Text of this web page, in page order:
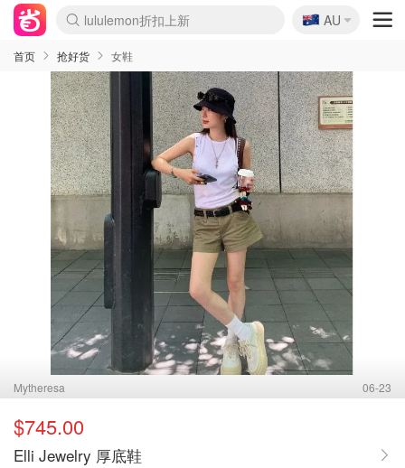
lululemon折扣上新
Sasa美妆护肤3.5折
SSENSE年中2.5折
FreshBeauty好价汇总
Cettire降价+叠9折
WWS Coles超市实拍
viagogo二手票捡漏
Myer超级周末
The Outnet奢牌1折起
David Jones 3折起
Flannels大牌1折
Perfumes Club护肤1折
AMIRO面罩$251
Amazon折扣汇总
eToro入金$200送$50
Amazon数码好物
ICONIC本周7.5折
ThedoubleF高奢地板价
Moose Knuckles 6折
丝芙兰5折起
EUFY摄像头$98
Selenichast首饰2折
Trip机票酒店促销
YSL送5件彩妆礼
Amazon家居好物
Amazon美妆护肤
雅漾大喷$8
过敏原检测盒$33
伊索独家赠50ml沐浴露
科颜氏高保湿面霜$29
SEALIFE海洋馆门票6折
丝塔芙大白罐$16
订阅Newsletter送香薰
Cult Beauty 6.8折
Harrods圣诞日历$525
LN-CC奢牌私促3折
d'Alba空姐喷雾$16
EVE LOM套装£56
Bernardelli独家4折
Adore Beauty 6折起
CT圣诞日历
Mytheresa奢品2.7折
Luxury Escapes 9折
Currentbody美容仪$881
MOON Garden Live
Roborock扫地机$649
Tingo Life水杯$24
Valentino官网5折
CR洗护套装$23
修丽可4件套$159
Myer彩妆2件7折
GANNI官网4.5折
Stylevana韩妆4折
Tessabit高奢8.5折
OGX洗发水$11
Amazon阿德莱德次日达
卡诗8.5折+赠礼
Philips Hue灯具8折
🇦🇺
AU
首页 抢好货 女鞋
Mytheresa 06-23
$745.00
Elli Jewelry 厚底鞋